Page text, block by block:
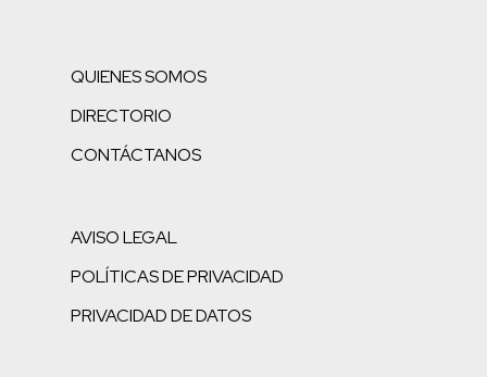
QUIENES SOMOS
DIRECTORIO
CONTÁCTANOS
AVISO LEGAL
POLÍTICAS DE PRIVACIDAD
PRIVACIDAD DE DATOS